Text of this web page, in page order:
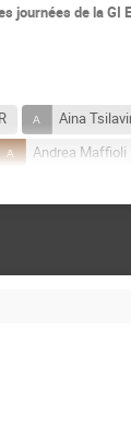
journées de la GI
Aina
Andrea Maffioli
GUILLOT